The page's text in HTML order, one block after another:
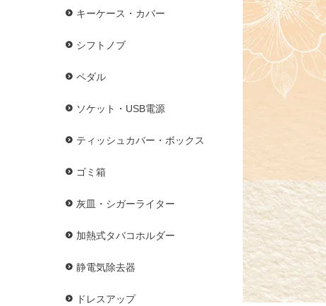
キーケース・カバー
シフトノブ
ペダル
ソケット・USB電源
ティッシュカバー・ボックス
ゴミ箱
灰皿・シガーライター
加熱式タバコホルダー
静電気除去器
ドレスアップ